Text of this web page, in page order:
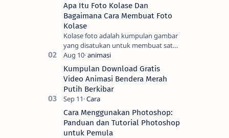
Apa Itu Foto Kolase Dan
Bagaimana Cara Membuat Foto
Kolase
Kolase foto adalah kumpulan gambar
yang disatukan untuk membuat satu
gambar. Seni tradisional melibatkan
pemotongan gambar menjadi bentuk
yang men…
Kumpulan Download Gratis
Video Animasi Bendera Merah
Putih Berkibar
Cara Menggunakan Photoshop:
Panduan dan Tutorial Photoshop
untuk Pemula